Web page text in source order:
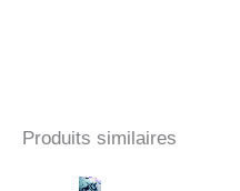
Produits similaires